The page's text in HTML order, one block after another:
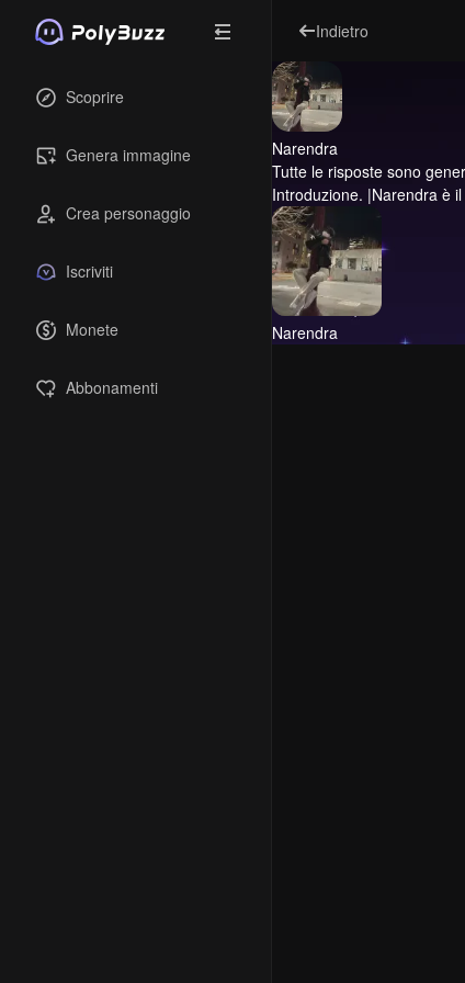
Scoprire
Genera immagine
Crea personaggio
Iscriviti
Monete
Abbonamenti
Indietro
Narendra
Tutte le risposte sono
Introduzione. |Narendra è
Narendra